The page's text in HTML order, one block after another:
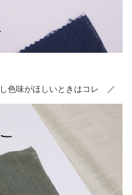
色味がほしいときはコレ ／